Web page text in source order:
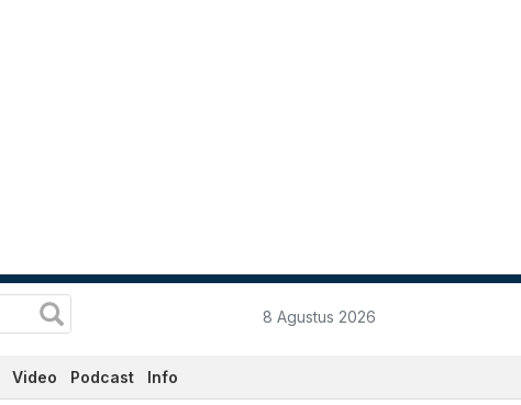
8 Agustus 2026
Video Podcast Info